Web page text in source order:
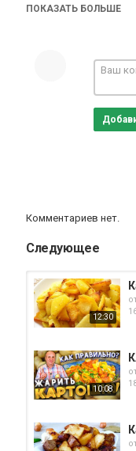
3. Сәбіз-1 дана.
ПОКАЗАТЬ БОЛЬШЕ
Комментариев нет.
Следующее
12:30
10:08